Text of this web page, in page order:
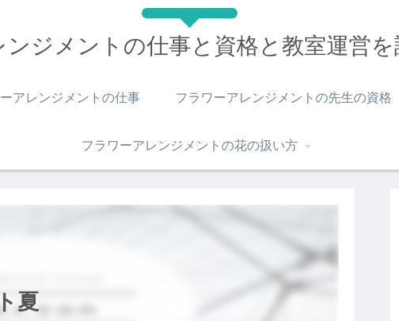
ンジメントの仕事と資格と教室運営
アレンジメントの仕事 フラワーアレンジメントの先生の資格
フラワーアレンジメントの花の扱い方
夏